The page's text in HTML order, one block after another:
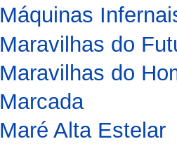
Máquinas
Maravilhas do
Maravilhas do
Marcada
Maré Alta Estelar